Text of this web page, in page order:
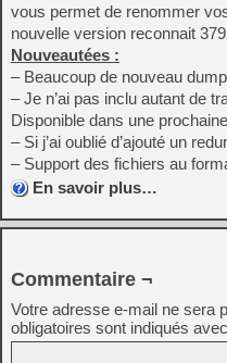
vous permet de renommer
nouvelle version reconnait
Nouveautées :
– Beaucoup de nouveau
– Je n’ai pas inclu autant de
Disponible dans une
– Si j’ai oublié d’ajouté un
– Support des fichiers au
En savoir plus…
Commentaire ¬
Votre adresse e-mail ne sera
obligatoires sont indiqués avec